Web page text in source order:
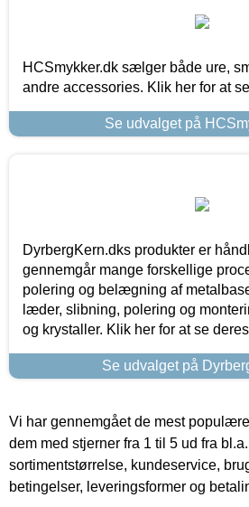
HCSmykker.dk sælger både ure,
andre accessories. Klik her for at
Se udvalget på
DyrbergKern.dks produkter er
gennemgår mange forskellige
polering og belægning af
læder, slibning, polering og
og krystaller. Klik her for at se
Se udvalget på
Vi har gennemgået de mest
dem med stjerner fra 1 til 5 ud fra
sortimentstørrelse, kundeservice,
betingelser, leveringsformer og